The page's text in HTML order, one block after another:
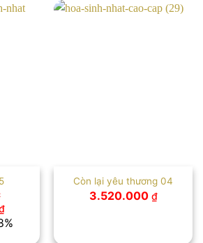
Giá
hiện
tại
Còn lại yêu thương 04
3.520.000 ₫